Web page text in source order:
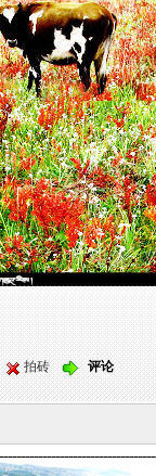
拍砖 评论